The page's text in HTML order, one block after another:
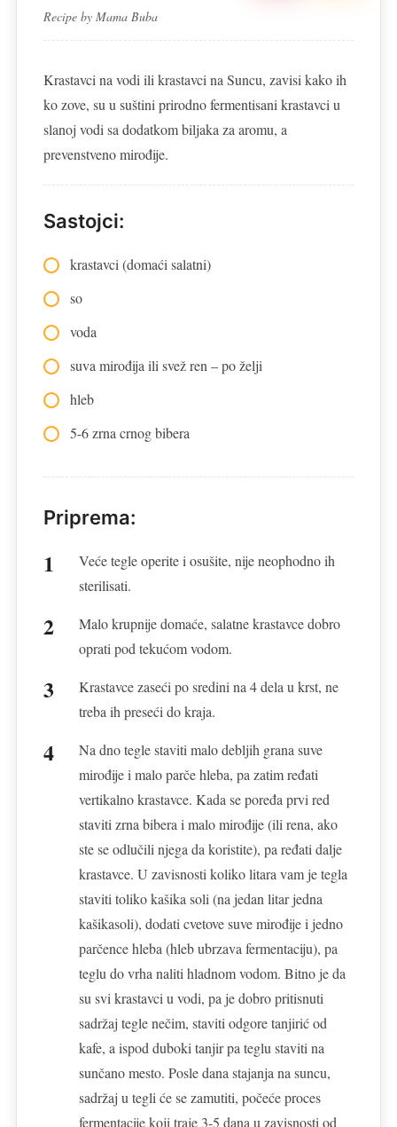
Recipe by Mama Buba
Krastavci na vodi ili krastavci na Suncu, zavisi kako ih
ko zove, su u suštini prirodno fermentisani krastavci u
slanoj vodi sa dodatkom biljaka za aromu, a
prevenstveno mirođije.
Sastojci:
krastavci (domaći salatni)
so
voda
suva mirođija ili svež ren – po želji
hleb
5-6 zrna crnog bibera
Priprema:
Veće tegle operite i osušite, nije neophodno ih
sterilisati.
Malo krupnije domaće, salatne krastavce dobro
oprati pod tekućom vodom.
Krastavce zaseći po sredini na 4 dela u krst, ne
treba ih preseći do kraja.
Na dno tegle staviti malo debljih grana suve
mirođije i malo parče hleba, pa zatim ređati
vertikalno krastavce. Kada se poređa prvi red
staviti zrna bibera i malo mirođije (ili rena, ako
ste se odlučili njega da koristite), pa ređati dalje
krastavce. U zavisnosti koliko litara vam je tegla
staviti toliko kašika soli (na jedan litar jedna
kašikasoli), dodati cvetove suve mirođije i jedno
parčence hleba (hleb ubrzava fermentaciju), pa
teglu do vrha naliti hladnom vodom. Bitno je da
su svi krastavci u vodi, pa je dobro pritisnuti
sadržaj tegle nečim, staviti odgore tanjirić od
kafe, a ispod duboki tanjir pa teglu staviti na
sunčano mesto. Posle dana stajanja na suncu,
sadržaj u tegli će se zamutiti, počeće proces
fermentacije koji traje 3-5 dana u zavisnosti od